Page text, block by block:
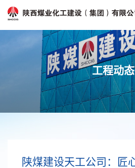
工程动态
陕煤建设天工公司：匠